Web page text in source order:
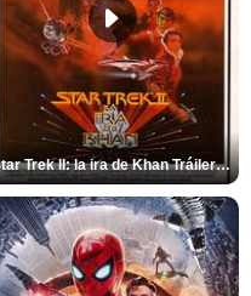
Star Trek II: la ira de Khan Tráiler VO